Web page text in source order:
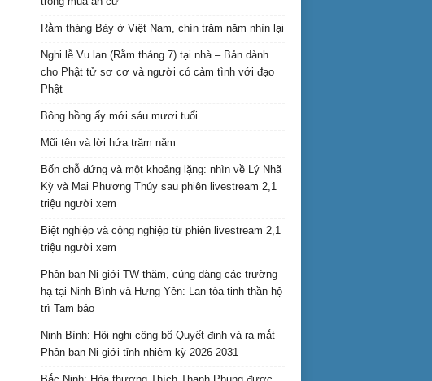
Rằm tháng Bảy ở Việt Nam, chín trăm năm nhìn lại
Nghi lễ Vu lan (Rằm tháng 7) tại nhà – Bản dành
cho Phật tử sơ cơ và người có cảm tình với đạo
Phật
Bông hồng ấy mới sáu mươi tuổi
Mũi tên và lời hứa trăm năm
Bốn chỗ đứng và một khoảng lặng: nhìn về Lý Nhã
Kỳ và Mai Phương Thúy sau phiên livestream 2,1
triệu người xem
Biệt nghiệp và cộng nghiệp từ phiên livestream 2,1
triệu người xem
Phân ban Ni giới TW thăm, cúng dàng các trường
hạ tại Ninh Bình và Hưng Yên: Lan tỏa tinh thần hộ
trì Tam bảo
Ninh Bình: Hội nghị công bố Quyết định và ra mắt
Phân ban Ni giới tỉnh nhiệm kỳ 2026-2031